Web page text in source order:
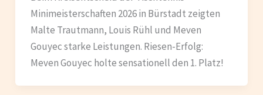
Minimeisterschaften 2026 in Bürstadt zeigten
Malte Trautmann, Louis Rühl und Meven
Gouyec starke Leistungen. Riesen-Erfolg:
Meven Gouyec holte sensationell den 1. Platz!